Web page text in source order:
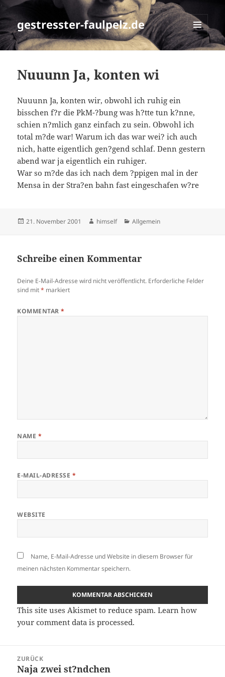
gestresster-faulpelz.de
MENÜ
UND
Nuuunn Ja, konten wi
Nuuunn Ja, konten wir, obwohl ich ruhig ein
bisschen f?r die PkM-?bung was h?tte tun k?nne,
schien n?mlich ganz einfach zu sein. Obwohl ich
total m?de war! Warum ich das war wei? ich auch
nich, hatte eigentlich gen?gend schlaf. Denn gestern
abend war ja eigentlich ein ruhiger.
War so m?de das ich nach dem ?ppigen mal in der
Mensa in der Stra?en bahn fast eingeschafen w?re
Veröffentlicht
21. November 2001 Autor
himself Kategorien
Allgemein
Schreibe einen Kommentar
Deine E-Mail-Adresse wird nicht veröffentlicht. Erforderliche Felder
sind mit* markiert
KOMMENTAR*
NAME *
E-MAIL-ADRESSE *
WEBSITE
Name, E-Mail-Adresse und Website in diesem Browser für
meinen nächsten Kommentar speichern.
This site uses Akismet to reduce spam.Learn how
your comment data is processed.
ZURÜCK
Vorheriger
Naja zwei st?ndchen